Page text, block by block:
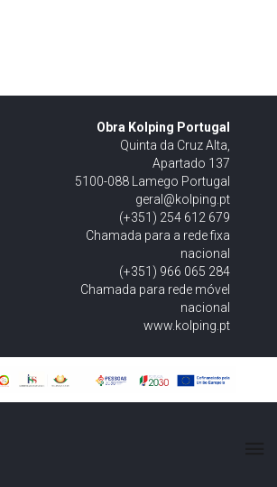
Obra Kolping Portugal
Quinta da Cruz Alta,
Apartado 137
5100-088 Lamego Portugal
geral@kolping.pt
(+351) 254 612 679
Chamada para a rede fixa
nacional
(+351) 966 065 284
Chamada para rede móvel
nacional
www.kolping.pt